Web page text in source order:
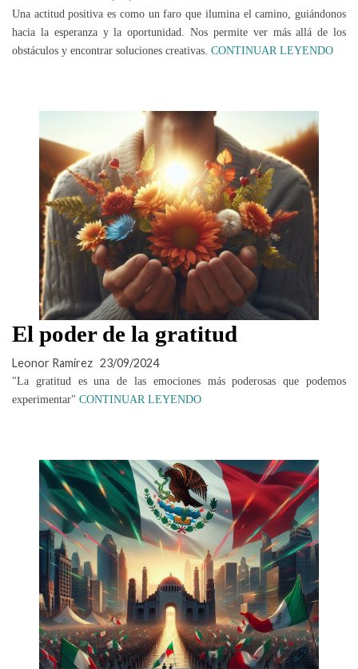
Una actitud positiva es como un faro que ilumina el camino, guiándonos
hacia la esperanza y la oportunidad. Nos permite ver más allá de los
obstáculos y encontrar soluciones creativas. CONTINUAR LEYENDO
El poder de la gratitud
Leonor Ramírez 23/09/2024
"La gratitud es una de las emociones más poderosas que podemos
experimentar" CONTINUAR LEYENDO